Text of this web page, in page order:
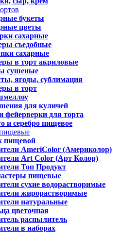
букеты
цветы
сахарные
съедобные
сахарные
в торт акриловые
сушеные
ягоды, сублимация
в торт
для куличей
фейерверки для торта
и серебро пищевое
пищевой
AmeriColor (Америколор)
Art Color (Арт Колор)
Топ Продукт
пищевые
сухие водорастворимые
жирорастворимые
натуральные
цветочная
распылитель
в наборах